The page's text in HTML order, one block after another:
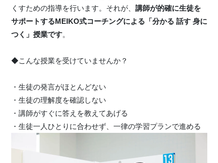
くすための指導を行います。それが、 講師が的確に生徒を
サポートするMEIKO式コーチングによる「分かる 話す 身に
つく」授業です。
◆こんな授業を受けていませんか？
・生徒の発言がほとんどない
・生徒の理解度を確認しない
・講師がすぐに答えを教えてあげる
・生徒一人ひとりに合わせず、一律の学習プランで進める